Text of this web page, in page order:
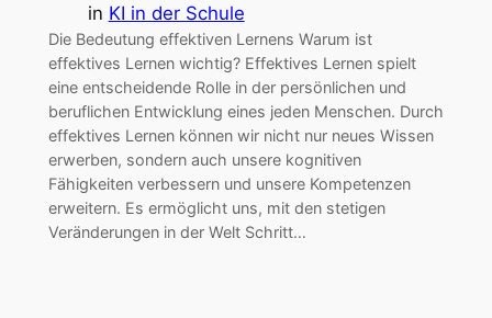
in KI in der Schule
Die Bedeutung effektiven Lernens Warum ist
effektives Lernen wichtig? Effektives Lernen spielt
eine entscheidende Rolle in der persönlichen und
beruflichen Entwicklung eines jeden Menschen. Durch
effektives Lernen können wir nicht nur neues Wissen
erwerben, sondern auch unsere kognitiven
Fähigkeiten verbessern und unsere Kompetenzen
erweitern. Es ermöglicht uns, mit den stetigen
Veränderungen in der Welt Schritt…